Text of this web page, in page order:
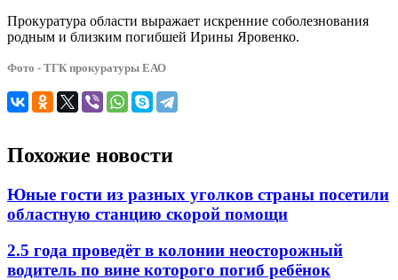
Прокуратура области выражает искренние соболезнования
родным и близким погибшей Ирины Яровенко.
Фото - ТГК прокуратуры ЕАО
Похожие новости
Юные гости из разных уголков страны посетили
областную станцию скорой помощи
2.5 года проведёт в колонии неосторожный
водитель по вине которого погиб ребёнок